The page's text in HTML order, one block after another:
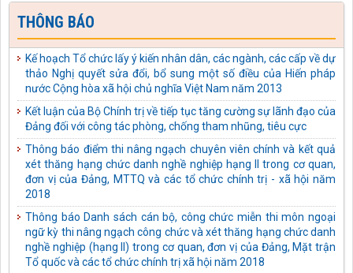
Kế hoạch số: 04-KH/TU ngày 03/10/2025 của Tỉnh ủy Tuyên
của Bộ Chính trị về bảo vệ người đấu tranh chống tham nhũng,
lãng phí, tiêu cực
Công văn số: 488-CV/TU ngày 18/09/2025 của Tỉnh ủy Tuyên
Quang Về tiếp tục thực hiện Chi thị số 14-CT/TW ngày
01/7/2022 của Bộ Chính trị
Quyết định số: 395-QĐ/TU ngày 09/09/2025 của Tỉnh ủy Tuyên
Quang kiện toàn Ban Chỉ đạo phòng, chống tham nhũng, lãng
phí, tiêu cực tỉnh Tuyên Quang
Kế hoạch số: 40-KH/TU ngày 03/09/2025 của Tỉnh ủy Tuyên
Quang thực hiện Chỉ thị số 04-CT/TW ngày 02/6/2021 của Ban
Bí thư về tăng cường sự lãnh đạo của Đảng đối với công tác thu
hồi tài sản bị thất thoát, chiếm đoạt trong các vụ án hình sự về
tham nhũng, kinh tế
THÔNG BÁO
Kế hoạch Tổ chức lấy ý kiến nhân dân, các ngành, các cấp về dự
thảo Nghị quyết sửa đổi, bổ sung một số điều của Hiến pháp
nước Cộng hòa xã hội chủ nghĩa Việt Nam năm 2013
Kết luận của Bộ Chính trị về tiếp tục tăng cường sự lãnh đạo của
Đảng đối với công tác phòng, chống tham nhũng, tiêu cực
Thông báo điểm thi nâng ngạch chuyên viên chính và kết quả
xét thăng hạng chức danh nghề nghiệp hạng II trong cơ quan,
đơn vị của Đảng, MTTQ và các tổ chức chính trị - xã hội năm
2018
Thông báo Danh sách cán bộ, công chức miễn thi môn ngoại
ngữ kỳ thi nâng ngạch công chức và xét thăng hạng chức danh
nghề nghiệp (hạng II) trong cơ quan, đơn vị của Đảng, Mặt trận
Tổ quốc và các tổ chức chính trị xã hội năm 2018